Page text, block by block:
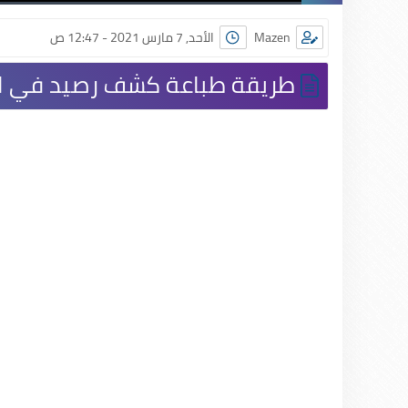
Mazen الأحد, 7 مارس 2021 - 12:47 ص
طريقة طباعة كشف رصيد في